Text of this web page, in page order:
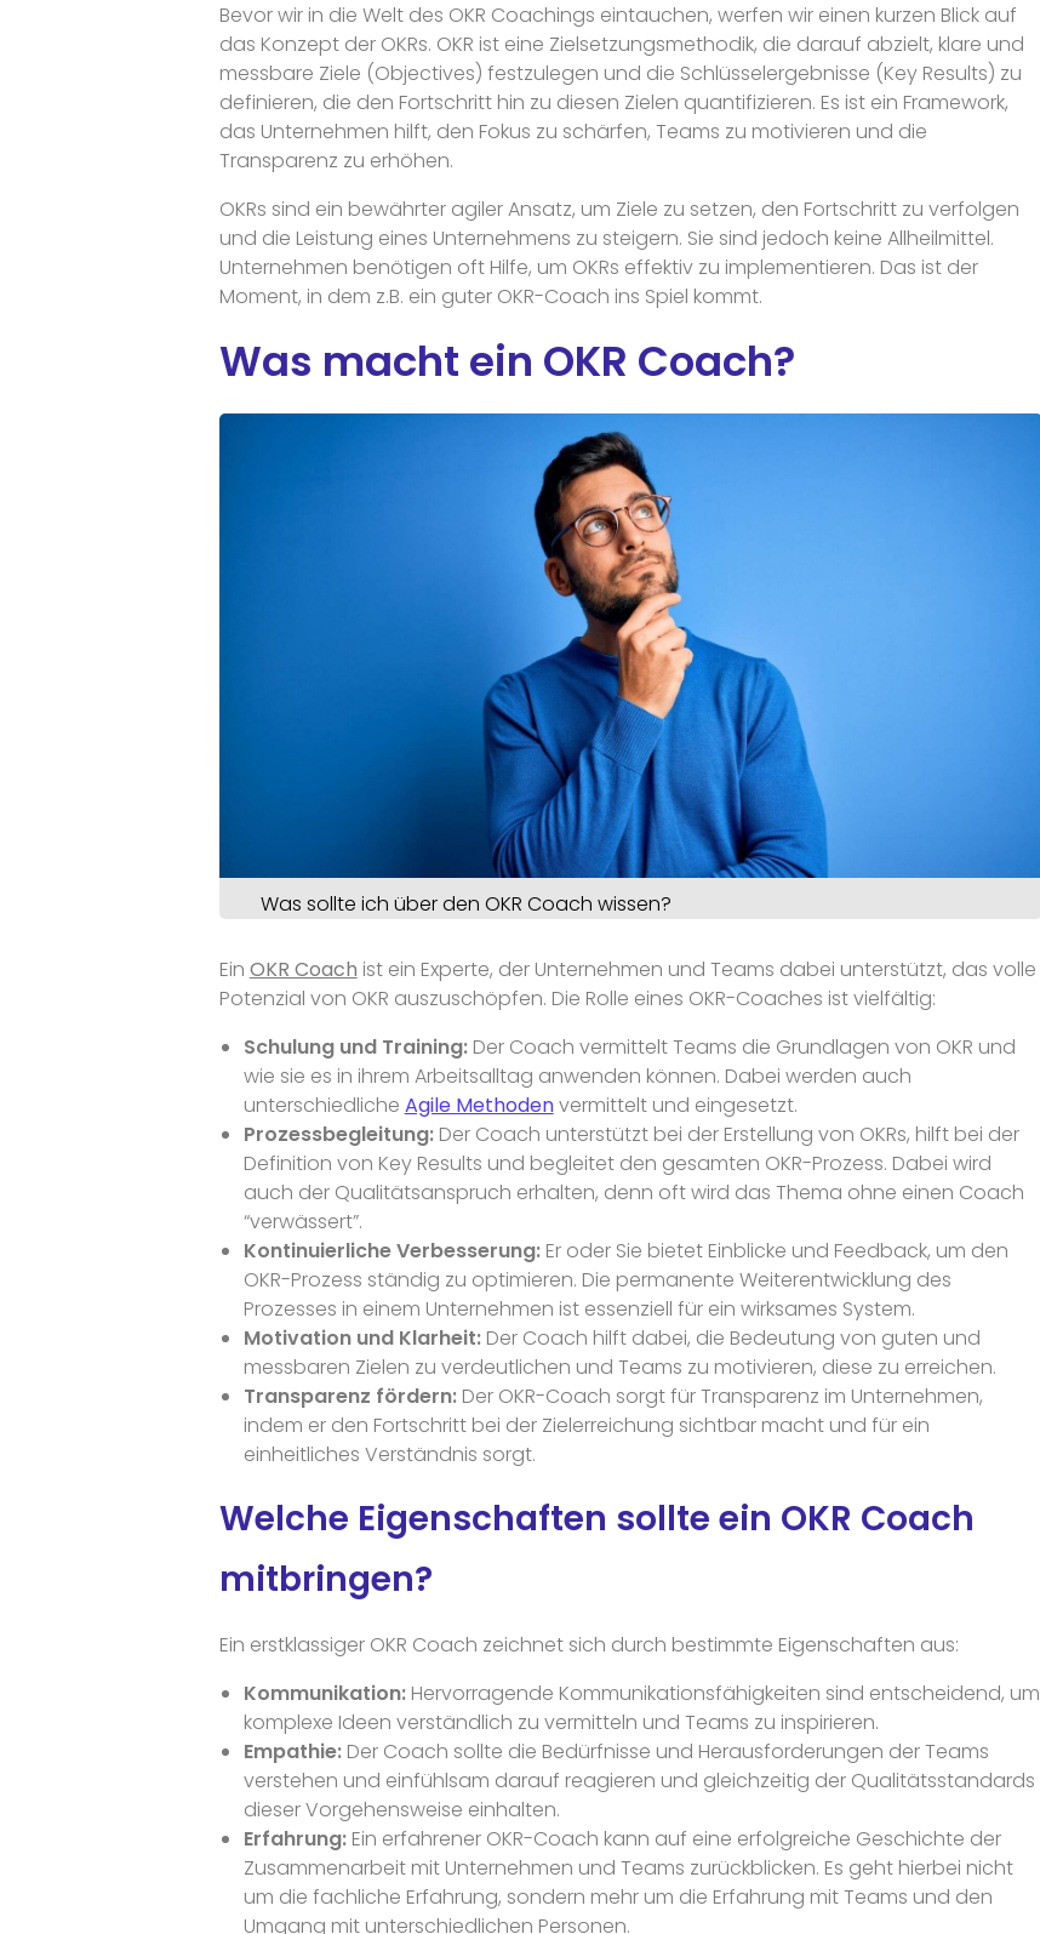
Bevor wir in die Welt des OKR Coachings eintauchen, werfen wir einen kurzen Blick auf
das Konzept der OKRs. OKR ist eine Zielsetzungsmethodik, die darauf abzielt, klare und
messbare Ziele (Objectives) festzulegen und die Schlüsselergebnisse (Key Results) zu
definieren, die den Fortschritt hin zu diesen Zielen quantifizieren. Es ist ein Framework,
das Unternehmen hilft, den Fokus zu schärfen, Teams zu motivieren und die
Transparenz zu erhöhen.
OKRs sind ein bewährter agiler Ansatz, um Ziele zu setzen, den Fortschritt zu verfolgen
und die Leistung eines Unternehmens zu steigern. Sie sind jedoch keine Allheilmittel.
Unternehmen benötigen oft Hilfe, um OKRs effektiv zu implementieren. Das ist der
Moment, in dem z.B. ein guter OKR-Coach ins Spiel kommt.
Was macht ein OKR Coach?
Was sollte ich über den OKR Coach wissen?
Ein OKR Coach ist ein Experte, der Unternehmen und Teams dabei unterstützt, das volle
Potenzial von OKR auszuschöpfen. Die Rolle eines OKR-Coaches ist vielfältig:
Schulung und Training:Der Coach vermittelt Teams die Grundlagen von OKR und
wie sie es in ihrem Arbeitsalltag anwenden können. Dabei werden auch
unterschiedliche Agile Methodenvermittelt und eingesetzt.
Prozessbegleitung:Der Coach unterstützt bei der Erstellung von OKRs, hilft bei der
Definition von Key Results und begleitet den gesamten OKR-Prozess. Dabei wird
auch der Qualitätsanspruch erhalten, denn oft wird das Thema ohne einen Coach
“verwässert”.
Kontinuierliche Verbesserung:Er oder Sie bietet Einblicke und Feedback, um den
OKR-Prozess ständig zu optimieren. Die permanente Weiterentwicklung des
Prozesses in einem Unternehmen ist essenziell für ein wirksames System.
Motivation und Klarheit:Der Coach hilft dabei, die Bedeutung von guten und
messbaren Zielen zu verdeutlichen und Teams zu motivieren, diese zu erreichen.
Transparenz fördern:Der OKR-Coach sorgt für Transparenz im Unternehmen,
indem er den Fortschritt bei der Zielerreichung sichtbar macht und für ein
einheitliches Verständnis sorgt.
Welche Eigenschaften sollte ein OKR Coach
mitbringen?
Ein erstklassiger OKR Coach zeichnet sich durch bestimmte Eigenschaften aus:
Kommunikation:Hervorragende Kommunikationsfähigkeiten sind entscheidend, um
komplexe Ideen verständlich zu vermitteln und Teams zu inspirieren.
Empathie:Der Coach sollte die Bedürfnisse und Herausforderungen der Teams
verstehen und einfühlsam darauf reagieren und gleichzeitig der Qualitätsstandards
dieser Vorgehensweise einhalten.
Erfahrung:Ein erfahrener OKR-Coach kann auf eine erfolgreiche Geschichte der
Zusammenarbeit mit Unternehmen und Teams zurückblicken. Es geht hierbei nicht
um die fachliche Erfahrung, sondern mehr um die Erfahrung mit Teams und den
Umgang mit unterschiedlichen Personen.